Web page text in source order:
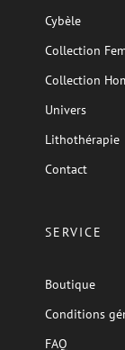
Cybèle
Collection
Collection
Univers
Lithothérapie
Contact
SERVICE
Boutique
Conditions
FAQ